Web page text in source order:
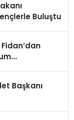
Buluştu
Başkanı